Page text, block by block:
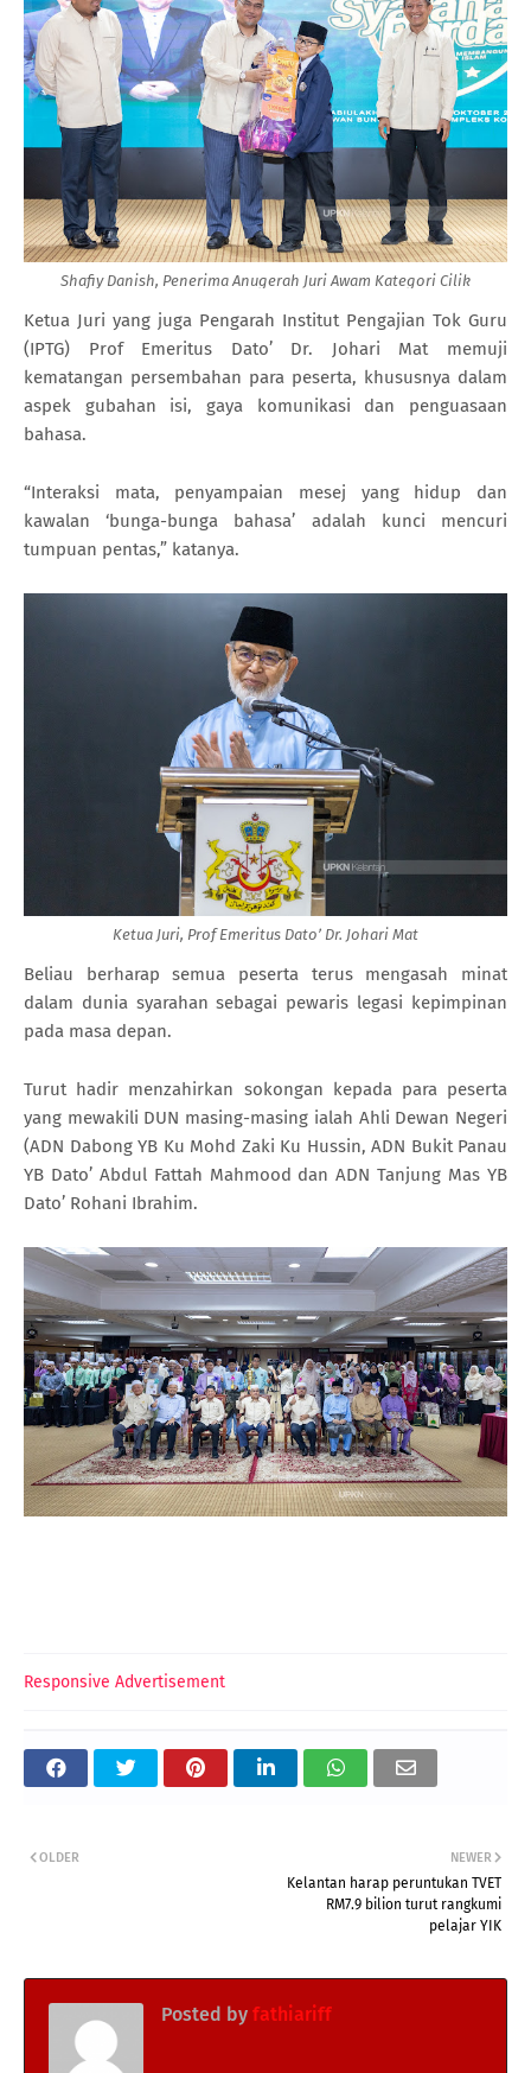
Shafiy Danish, Penerima Anugerah Juri Awam Kategori Cilik
Ketua Juri yang juga Pengarah Institut Pengajian Tok Guru
(IPTG) Prof Emeritus Dato’ Dr. Johari Mat memuji
kematangan persembahan para peserta, khususnya dalam
aspek gubahan isi, gaya komunikasi dan penguasaan
bahasa.
“Interaksi mata, penyampaian mesej yang hidup dan
kawalan ‘bunga-bunga bahasa’ adalah kunci mencuri
tumpuan pentas,” katanya.
Ketua Juri, Prof Emeritus Dato’ Dr. Johari Mat
Beliau berharap semua peserta terus mengasah minat
dalam dunia syarahan sebagai pewaris legasi kepimpinan
pada masa depan.
Turut hadir menzahirkan sokongan kepada para peserta
yang mewakili DUN masing-masing ialah Ahli Dewan Negeri
(ADN Dabong YB Ku Mohd Zaki Ku Hussin, ADN Bukit Panau
YB Dato’ Abdul Fattah Mahmood dan ADN Tanjung Mas YB
Dato’ Rohani Ibrahim.
Responsive Advertisement
NEWER
Kelantan harap peruntukan TVET
RM7.9 bilion turut rangkumi
pelajar YIK
OLDER
Posted by fathiariff